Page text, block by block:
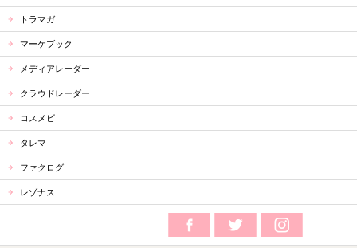
トラマガ
マーケブック
メディアレーダー
クラウドレーダー
コスメビ
タレマ
ファクログ
レゾナス